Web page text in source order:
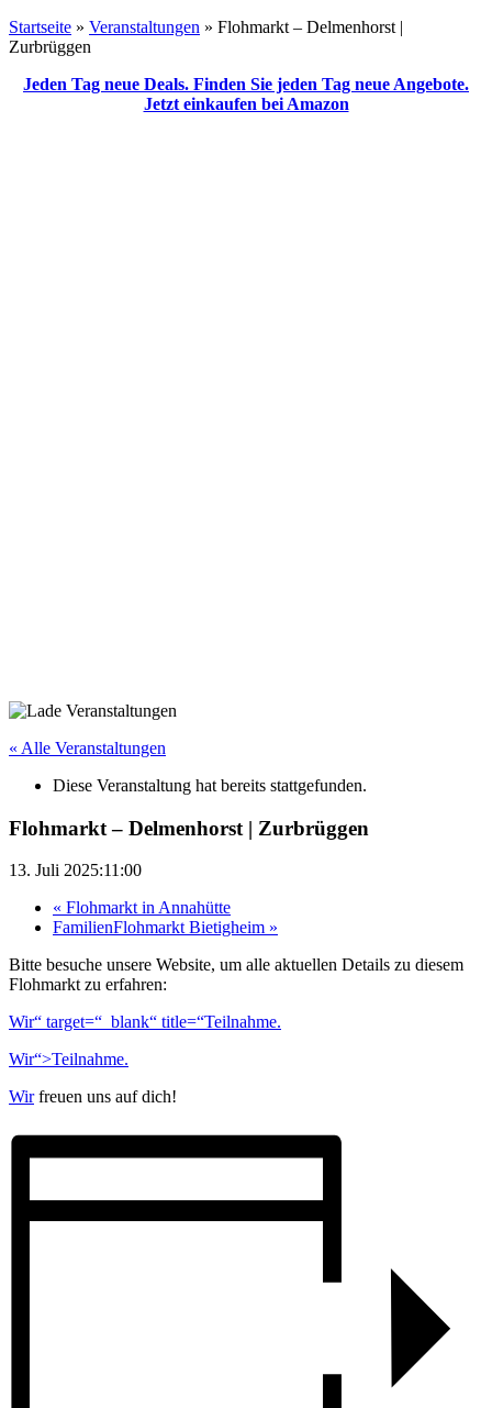
Startseite » Veranstaltungen » Flohmarkt – Delmenhorst |
Zurbrüggen
Jeden Tag neue Deals. Finden Sie jeden Tag neue Angebote.
Jetzt einkaufen bei Amazon
« Alle Veranstaltungen
Diese Veranstaltung hat bereits stattgefunden.
Flohmarkt – Delmenhorst | Zurbrüggen
13. Juli 2025:11:00
« Flohmarkt in Annahütte
FamilienFlohmarkt Bietigheim »
Bitte besuche unsere Website, um alle aktuellen Details zu diesem
Flohmarkt zu erfahren:
Wir“ target=“_blank“ title=“Teilnahme.
Wir“>Teilnahme.
Wirfreuen uns auf dich!